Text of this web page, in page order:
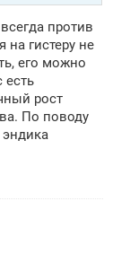
против
на гистеру не
его можно
есть
рост
По поводу
эндика